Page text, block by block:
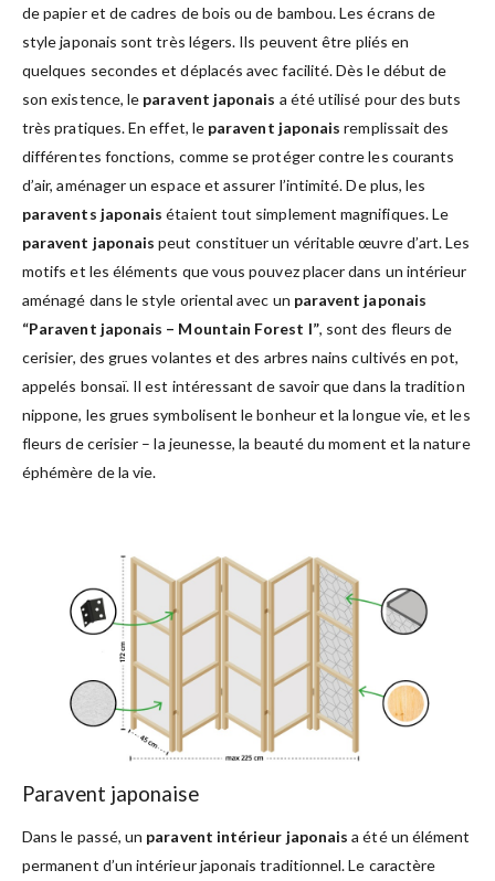
de papier et de cadres de bois ou de bambou. Les écrans de
style japonais sont très légers. Ils peuvent être pliés en
quelques secondes et déplacés avec facilité. Dès le début de
son existence, le paravent japonais a été utilisé pour des buts
très pratiques. En effet, le paravent japonais remplissait des
différentes fonctions, comme se protéger contre les courants
d’air, aménager un espace et assurer l’intimité. De plus, les
paravents japonais étaient tout simplement magnifiques. Le
paravent japonais peut constituer un véritable œuvre d’art. Les
motifs et les éléments que vous pouvez placer dans un intérieur
aménagé dans le style oriental avec un paravent japonais
“Paravent japonais – Mountain Forest I”, sont des fleurs de
cerisier, des grues volantes et des arbres nains cultivés en pot,
appelés bonsaï. Il est intéressant de savoir que dans la tradition
nippone, les grues symbolisent le bonheur et la longue vie, et les
fleurs de cerisier – la jeunesse, la beauté du moment et la nature
éphémère de la vie.
Paravent japonaise
Dans le passé, un paravent intérieur japonais a été un élément
permanent d’un intérieur japonais traditionnel. Le caractère